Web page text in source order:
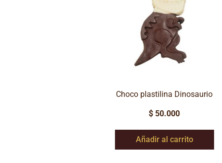
Choco plastilina Dinosaurio
$ 50.000
Añadir al carrito